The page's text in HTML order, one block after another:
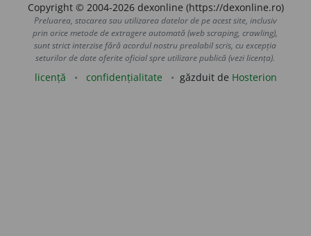
Copyright © 2004-2026 dexonline (https://dexonline.ro)
Preluarea, stocarea sau utilizarea datelor de pe acest site, inclusiv
prin orice metode de extragere automată (web scraping, crawling),
sunt strict interzise fără acordul nostru prealabil scris, cu excepția
seturilor de date oferite oficial spre utilizare publică (vezi licența).
licență confidențialitate găzduit de Hosterion